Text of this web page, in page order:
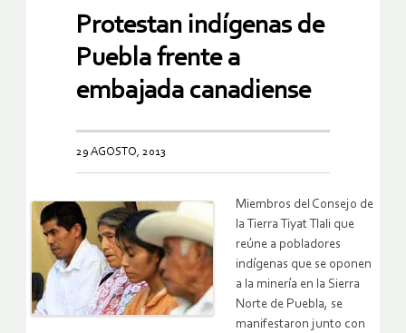
Protestan indígenas de
Puebla frente a
embajada canadiense
29 AGOSTO, 2013
Miembros del Consejo de
la Tierra Tiyat Tlali que
reúne a pobladores
indígenas que se oponen
a la minería en la Sierra
Norte de Puebla, se
manifestaron junto con